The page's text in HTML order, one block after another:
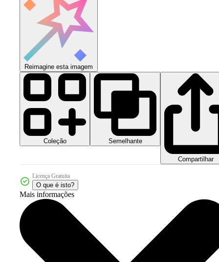
Reimagine esta imagem
Coleção Semelhante
Compartilhar
Licença Gratuita
O que é isto?
Mais informações